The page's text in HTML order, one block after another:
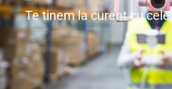
Te tinem la curent cu